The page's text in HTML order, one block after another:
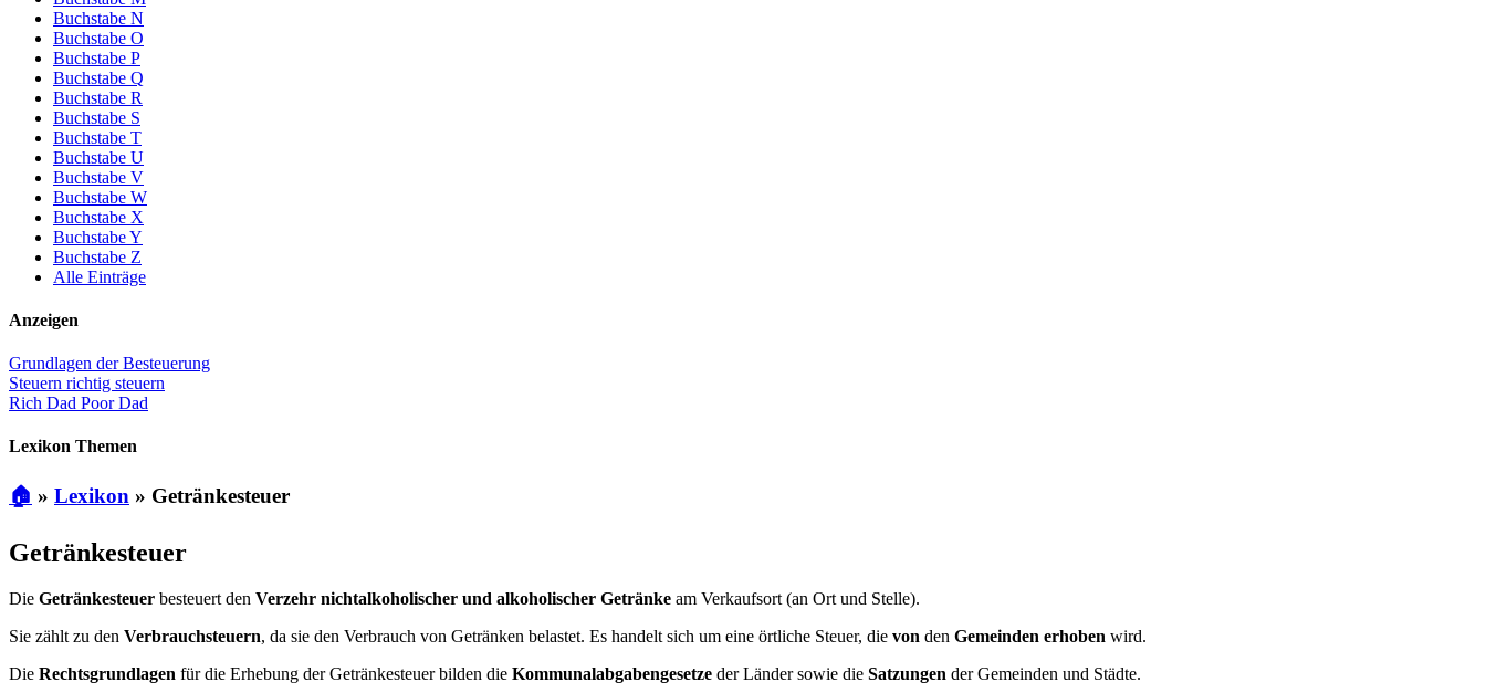
Buchstabe N
Buchstabe O
Buchstabe P
Buchstabe Q
Buchstabe R
Buchstabe S
Buchstabe T
Buchstabe U
Buchstabe V
Buchstabe W
Buchstabe X
Buchstabe Y
Buchstabe Z
Alle Einträge
Anzeigen
Grundlagen der Besteuerung
Steuern richtig steuern
Rich Dad Poor Dad
Lexikon Themen
🏠 » Lexikon » Getränkesteuer
Getränkesteuer
Die Getränkesteuer besteuert den Verzehr nichtalkoholischer und alkoholischer Getränke am Verkaufsort (an Ort und Stelle).
Sie zählt zu den Verbrauchsteuern, da sie den Verbrauch von Getränken belastet. Es handelt sich um eine örtliche Steuer, die von den Gemeinden erhoben wird.
Die Rechtsgrundlagen für die Erhebung der Getränkesteuer bilden die Kommunalabgabengesetze der Länder sowie die Satzungen der Gemeinden und Städte.